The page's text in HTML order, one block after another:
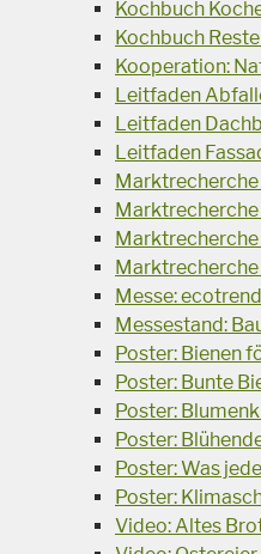
Kochbuch
Kochbuch
Kooperation:
Leitfaden
Leitfaden
Leitfaden
Messe: ecotrend
Messestand:
Poster: Bienen
Poster: Bunte
Poster:
Poster:
Poster: Was
Poster:
Video: Altes